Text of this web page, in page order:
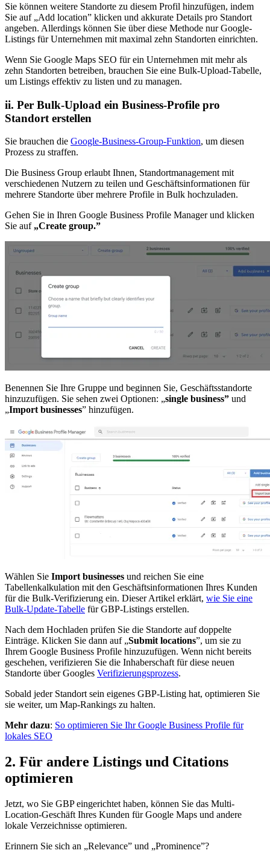
Sie können weitere Standorte zu diesem Profil hinzufügen, indem
Sie auf „Add location” klicken und akkurate Details pro Standort
angeben. Allerdings können Sie über diese Methode nur Google-
Listings für Unternehmen mit maximal zehn Standorten einrichten.
Wenn Sie Google Maps SEO für ein Unternehmen mit mehr als
zehn Standorten betreiben, brauchen Sie eine Bulk-Upload-Tabelle,
um Listings effektiv zu listen und zu managen.
ii. Per Bulk-Upload ein Business-Profile pro
Standort erstellen
Sie brauchen die Google-Business-Group-Funktion, um diesen
Prozess zu straffen.
Die Business Group erlaubt Ihnen, Standortmanagement mit
verschiedenen Nutzern zu teilen und Geschäftsinformationen für
mehrere Standorte über mehrere Profile in Bulk hochzuladen.
Gehen Sie in Ihren Google Business Profile Manager und klicken
Sie auf „Create group.”
Benennen Sie Ihre Gruppe und beginnen Sie, Geschäftsstandorte
hinzuzufügen. Sie sehen zwei Optionen: „single business” und
„Import businesses” hinzufügen.
Wählen Sie Import businesses und reichen Sie eine
Tabellenkalkulation mit den Geschäftsinformationen Ihres Kunden
für die Bulk-Verifizierung ein. Dieser Artikel erklärt, wie Sie eine
Bulk-Update-Tabelle für GBP-Listings erstellen.
Nach dem Hochladen prüfen Sie die Standorte auf doppelte
Einträge. Klicken Sie dann auf „Submit locations”, um sie zu
Ihrem Google Business Profile hinzuzufügen. Wenn nicht bereits
geschehen, verifizieren Sie die Inhaberschaft für diese neuen
Standorte über Googles Verifizierungsprozess.
Sobald jeder Standort sein eigenes GBP-Listing hat, optimieren Sie
sie weiter, um Map-Rankings zu halten.
Mehr dazu: So optimieren Sie Ihr Google Business Profile für
lokales SEO
2. Für andere Listings und Citations
optimieren
Jetzt, wo Sie GBP eingerichtet haben, können Sie das Multi-
Location-Geschäft Ihres Kunden für Google Maps und andere
lokale Verzeichnisse optimieren.
Erinnern Sie sich an „Relevance” und „Prominence”?